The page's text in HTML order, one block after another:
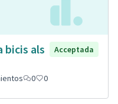
bicis als
Acceptada
0 0